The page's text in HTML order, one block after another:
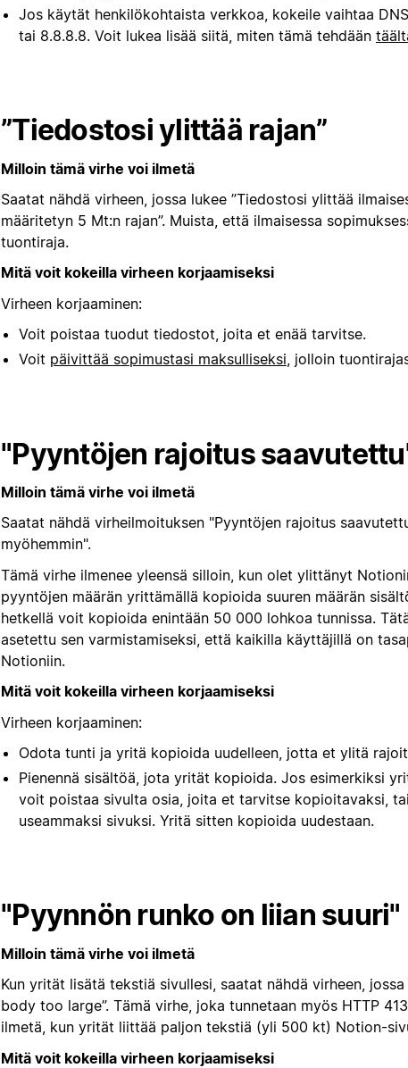
Jos käytät henkilökohtaista verkkoa, kokeile vaihtaa DNS-
tai 8.8.8.8. Voit lukea lisää siitä, miten tämä tehdään
”Tiedostosi ylittää rajan”
Milloin tämä virhe voi ilmetä
Saatat nähdä virheen, jossa lukee ”Tiedostosi ylittää
määritetyn 5 Mt:n rajan”. Muista, että ilmaisessa
tuontiraja.
Mitä voit kokeilla virheen korjaamiseksi
Virheen korjaaminen:
Voit poistaa tuodut tiedostot, joita et enää tarvitse.
Voit päivittää sopimustasi maksulliseksi, jolloin
"Pyyntöjen rajoitus
Milloin tämä virhe voi ilmetä
Saatat nähdä virheilmoituksen "Pyyntöjen rajoitus
myöhemmin".
Tämä virhe ilmenee yleensä silloin, kun olet ylittänyt
pyyntöjen määrän yrittämällä kopioida suuren määrän
hetkellä voit kopioida enintään 50 000 lohkoa tunnissa.
asetettu sen varmistamiseksi, että kaikilla käyttäjillä on
Notioniin.
Mitä voit kokeilla virheen korjaamiseksi
Virheen korjaaminen:
Odota tunti ja yritä kopioida uudelleen, jotta et ylitä
Pienennä sisältöä, jota yrität kopioida. Jos esimerkiksi
voit poistaa sivulta osia, joita et tarvitse kopioitavaksi,
useammaksi sivuksi. Yritä sitten kopioida uudestaan.
"Pyynnön runko on liian suuri"
Milloin tämä virhe voi ilmetä
Kun yrität lisätä tekstiä sivullesi, saatat nähdä virheen, jossa
body too large”. Tämä virhe, joka tunnetaan myös HTTP
ilmetä, kun yrität liittää paljon tekstiä (yli 500 kt) Notion-
Mitä voit kokeilla virheen korjaamiseksi